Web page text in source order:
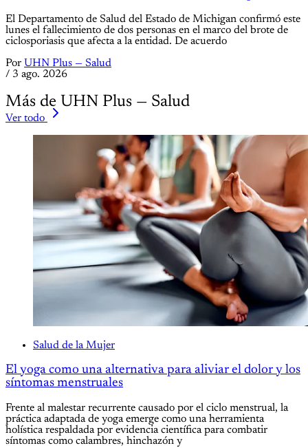
El Departamento de Salud del Estado de Michigan confirmó este
lunes el fallecimiento de dos personas en el marco del brote de
ciclosporiasis que afecta a la entidad. De acuerdo
Por UHN Plus — Salud
/ 3 ago. 2026
Más de UHN Plus — Salud
Ver todo
Salud de la Mujer
El yoga como una alternativa para aliviar el dolor y los
síntomas menstruales
Frente al malestar recurrente causado por el ciclo menstrual, la
práctica adaptada de yoga emerge como una herramienta
holística respaldada por evidencia científica para combatir
síntomas como calambres, hinchazón y